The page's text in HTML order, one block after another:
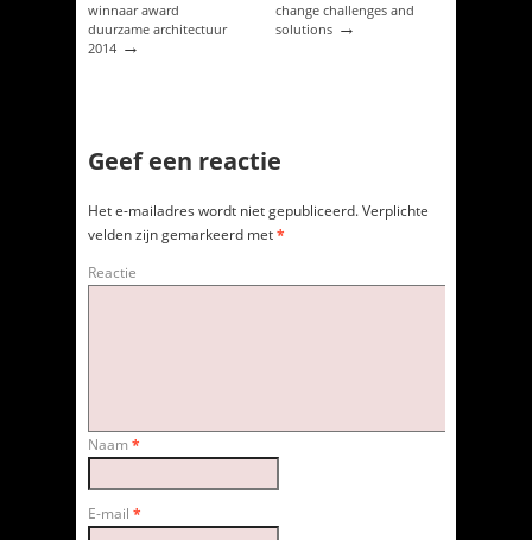
winnaar award
duurzame architectuur
2014 →
change challenges and
solutions →
Geef een reactie
Het e-mailadres wordt niet gepubliceerd. Verplichte
velden zijn gemarkeerd met*
Reactie
Naam *
E-mail *